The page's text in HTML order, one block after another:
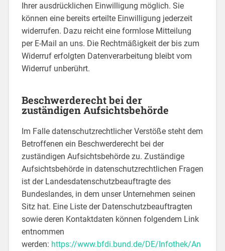
Ihrer ausdrücklichen Einwilligung möglich. Sie
können eine bereits erteilte Einwilligung jederzeit
widerrufen. Dazu reicht eine formlose Mitteilung
per E-Mail an uns. Die Rechtmäßigkeit der bis zum
Widerruf erfolgten Datenverarbeitung bleibt vom
Widerruf unberührt.
Beschwerderecht bei der
zuständigen Aufsichtsbehörde
Im Falle datenschutzrechtlicher Verstöße steht dem
Betroffenen ein Beschwerderecht bei der
zuständigen Aufsichtsbehörde zu. Zuständige
Aufsichtsbehörde in datenschutzrechtlichen Fragen
ist der Landesdatenschutzbeauftragte des
Bundeslandes, in dem unser Unternehmen seinen
Sitz hat. Eine Liste der Datenschutzbeauftragten
sowie deren Kontaktdaten können folgendem Link
entnommen
werden: https://www.bfdi.bund.de/DE/Infothek/An